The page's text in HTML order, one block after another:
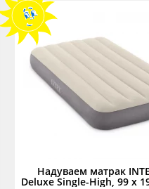
Надуваем матрак
Deluxe Single-High, 99 х